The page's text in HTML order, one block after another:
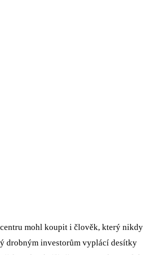
mohl koupit i člověk, který nikdy
drobným investorům vyplácí desítky